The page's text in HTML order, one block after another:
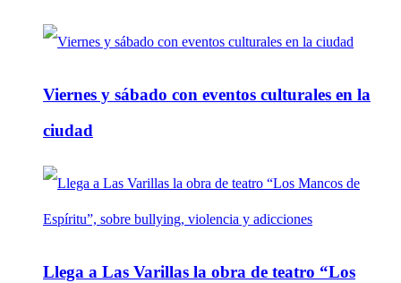
Viernes y sábado con eventos culturales en la
ciudad
Llega a Las Varillas la obra de teatro “Los